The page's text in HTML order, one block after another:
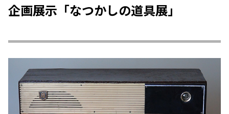
やって集め、標本へと加工しているのでし
上もの標本が保存されています。限られた
スペースにどうやって収納されているの
か、保存を妨げる小さな「敵」とは―収蔵
状態の再現などによって紹介します。 「不
思議なアーチ」など、様々な標本 普段公開
企画展示「なつかしの道具展」